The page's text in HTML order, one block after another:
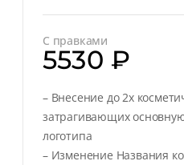
С правками
5530 ₽
– Внесение до 2х
затрагивающих
логотипа
– Изменение Названия